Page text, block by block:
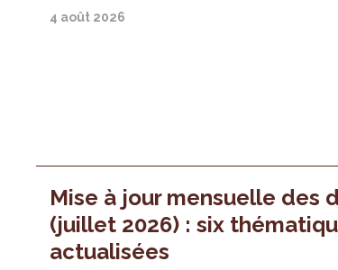
4 août 2026
Mise à jour mensuelle des
(juillet 2026) : six
actualisées